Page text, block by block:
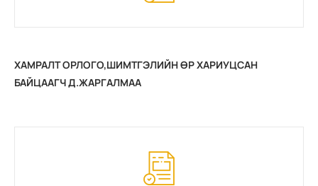
ХАМРАЛТ ОРЛОГО,ШИМТГЭЛИЙН ӨР ХАРИУЦСАН
БАЙЦААГЧ Д.ЖАРГАЛМАА